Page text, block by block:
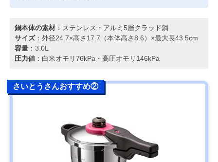
鍋本体の素材 ：ステンレス・アルミ5層クラッド鋼
サイズ：外径24.7×高さ17.7（本体高さ8.6）×最大長43.5cm
容量 ：3.0L
圧力値 ：白米オモリ76kPa・高圧オモリ146kPa
さいとうさんおすすめ②